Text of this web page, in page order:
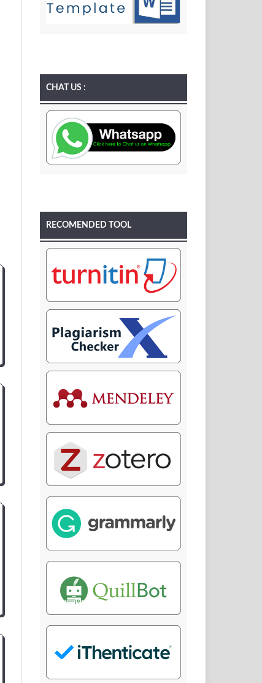
CHAT US :
RECOMENDED TOOL